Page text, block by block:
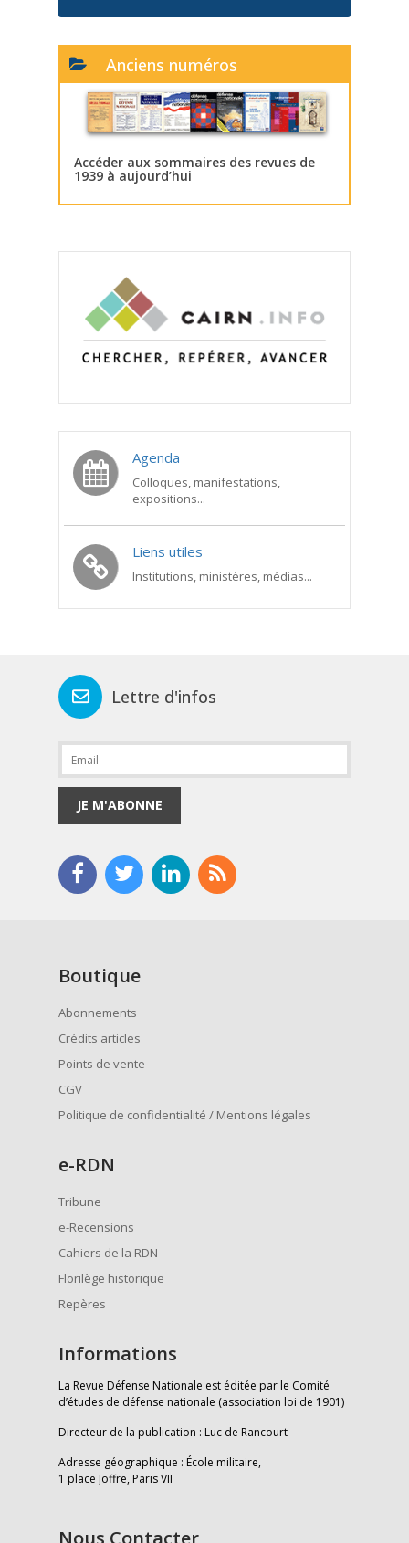
Anciens numéros
Accéder aux sommaires des revues de
1939 à aujourd’hui
Agenda
Colloques, manifestations,
expositions...
Liens utiles
Institutions, ministères, médias...
Lettre d'infos
JE M'ABONNE
Boutique
Abonnements
Crédits articles
Points de vente
CGV
Politique de confidentialité / Mentions légales
e-RDN
Tribune
e-Recensions
Cahiers de la RDN
Florilège historique
Repères
Informations
La Revue Défense Nationale est éditée par le Comité
d’études de défense nationale (association loi de 1901)
Directeur de la publication : Luc de Rancourt
Adresse géographique : École militaire,
1 place Joffre, Paris VII